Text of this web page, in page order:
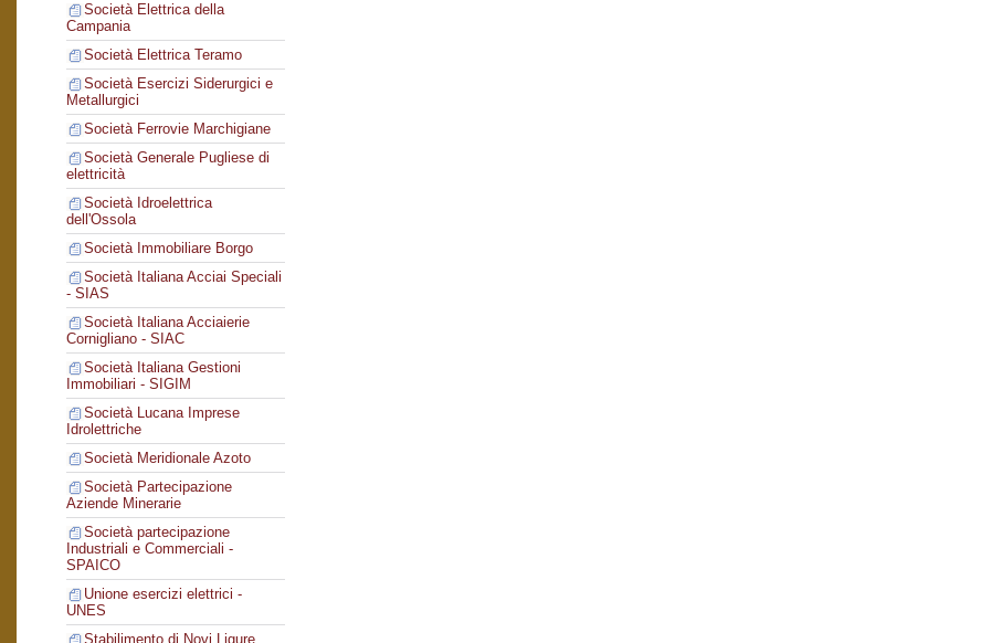
Società Elettrica della
Campania
Società Elettrica Teramo
Società Esercizi Siderurgici e
Metallurgici
Società Ferrovie Marchigiane
Società Generale Pugliese di
elettricità
Società Idroelettrica
dell'Ossola
Società Immobiliare Borgo
Società Italiana Acciai Speciali
- SIAS
Società Italiana Acciaierie
Cornigliano - SIAC
Società Italiana Gestioni
Immobiliari - SIGIM
Società Lucana Imprese
Idrolettriche
Società Meridionale Azoto
Società Partecipazione
Aziende Minerarie
Società partecipazione
Industriali e Commerciali -
SPAICO
Unione esercizi elettrici -
UNES
Stabilimento di Novi Ligure